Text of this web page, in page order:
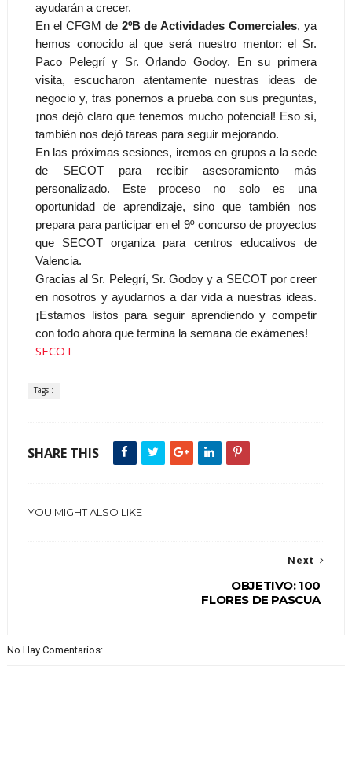
ayudarán a crecer.
En el CFGM de 2ºB de Actividades Comerciales, ya
hemos conocido al que será nuestro mentor: el Sr.
Paco Pelegrí y Sr. Orlando Godoy. En su primera
visita, escucharon atentamente nuestras ideas de
negocio y, tras ponernos a prueba con sus preguntas,
¡nos dejó claro que tenemos mucho potencial! Eso sí,
también nos dejó tareas para seguir mejorando.
En las próximas sesiones, iremos en grupos a la sede
de SECOT para recibir asesoramiento más
personalizado. Este proceso no solo es una
oportunidad de aprendizaje, sino que también nos
prepara para participar en el 9º concurso de proyectos
que SECOT organiza para centros educativos de
Valencia.
Gracias al Sr. Pelegrí, Sr. Godoy y a SECOT por creer
en nosotros y ayudarnos a dar vida a nuestras ideas.
¡Estamos listos para seguir aprendiendo y competir
con todo ahora que termina la semana de exámenes!
SECOT
Tags :
SHARE THIS
YOU MIGHT ALSO LIKE
Next
OBJETIVO: 100
FLORES DE PASCUA
No Hay Comentarios: